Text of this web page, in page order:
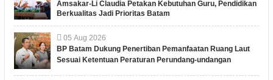
Amsakar-Li Claudia Petakan Kebutuhan Guru, Pendidikan
Berkualitas Jadi Prioritas Batam
05 Aug 2026
BP Batam Dukung Penertiban Pemanfaatan Ruang Laut
Sesuai Ketentuan Peraturan Perundang-undangan